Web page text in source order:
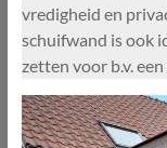
vredigheid en
schuifwand is ook
zetten voor b.v.